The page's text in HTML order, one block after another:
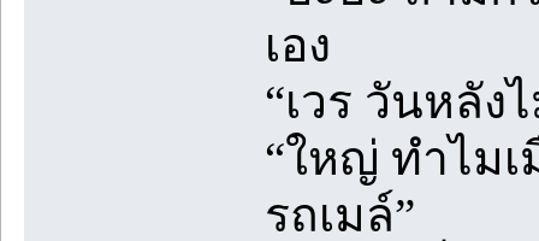
เอง
“เวร วันหลัง
“ใหญ่ ทำไม
รถเมล์”